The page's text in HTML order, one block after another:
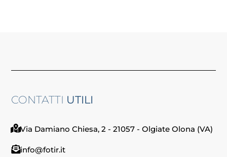
CONTATTI UTILI
Via Damiano Chiesa, 2 - 21057 - Olgiate Olona (VA)
info@fotir.it